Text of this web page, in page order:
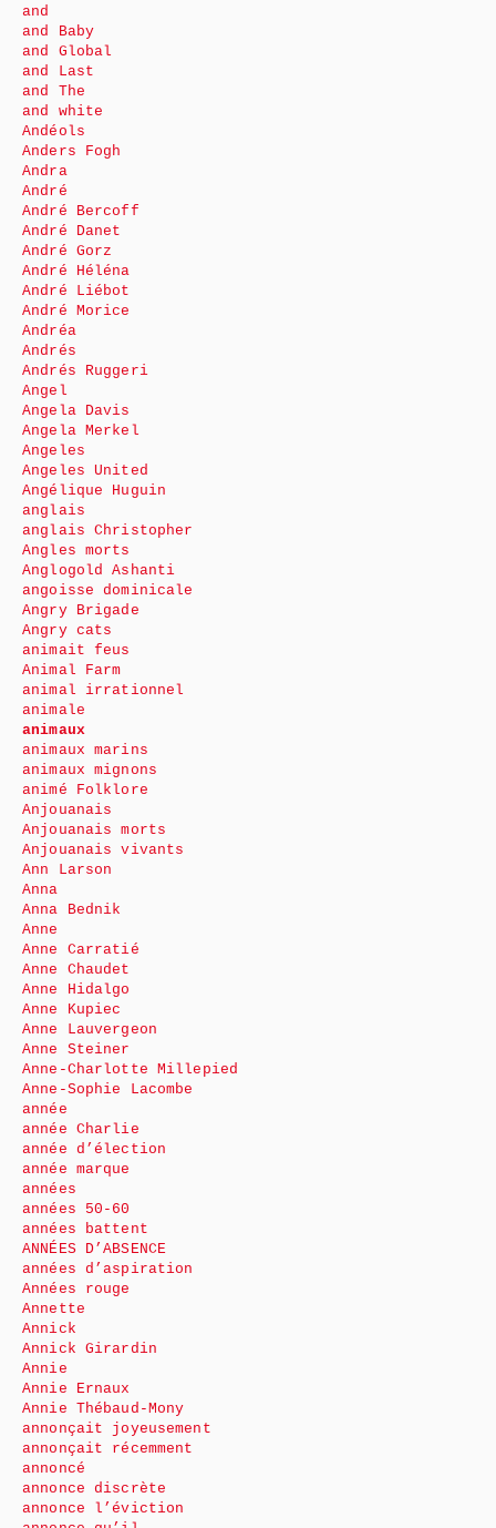
and
and Baby
and Global
and Last
and The
and white
Andéols
Anders Fogh
Andra
André
André Bercoff
André Danet
André Gorz
André Héléna
André Liébot
André Morice
Andréa
Andrés
Andrés Ruggeri
Angel
Angela Davis
Angela Merkel
Angeles
Angeles United
Angélique Huguin
anglais
anglais Christopher
Angles morts
Anglogold Ashanti
angoisse dominicale
Angry Brigade
Angry cats
animait feus
Animal Farm
animal irrationnel
animale
animaux
animaux marins
animaux mignons
animé Folklore
Anjouanais
Anjouanais morts
Anjouanais vivants
Ann Larson
Anna
Anna Bednik
Anne
Anne Carratié
Anne Chaudet
Anne Hidalgo
Anne Kupiec
Anne Lauvergeon
Anne Steiner
Anne-Charlotte Millepied
Anne-Sophie Lacombe
année
année Charlie
année d’élection
année marque
années
années 50-60
années battent
ANNÉES D’ABSENCE
années d’aspiration
Années rouge
Annette
Annick
Annick Girardin
Annie
Annie Ernaux
Annie Thébaud-Mony
annonçait joyeusement
annonçait récemment
annoncé
annonce discrète
annonce l’éviction